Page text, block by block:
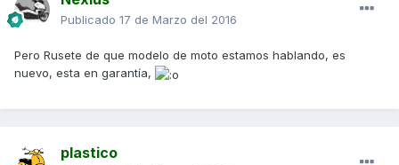
Publicado 17 de Marzo del 2016
Pero Rusete de que modelo de moto estamos hablando, es
nuevo, esta en garantía,
plastico